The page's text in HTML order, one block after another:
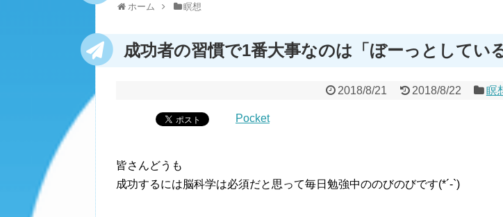
ホーム 瞑想
成功者の習慣で1番大事なのは「ぼーっとしてい
2018/8/21 2018/8/22 瞑
Pocket
皆さんどうも
成功するには脳科学は必須だと思って毎日勉強中ののびのびです(*´-`)